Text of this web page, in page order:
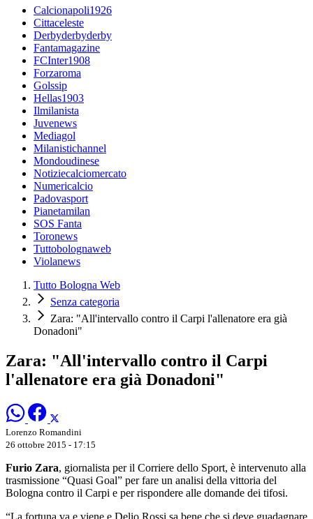
Calcionapoli1926
Cittaceleste
Derbyderbyderby
Fantamagazine
FCInter1908
Forzaroma
Golssip
Hellas1903
Ilmilanista
Juvenews
Mediagol
Milanistichannel
Mondoudinese
Notiziecalciomercato
Numericalcio
Padovasport
Pianetamilan
SOS Fanta
Toronews
Tuttobolognaweb
Violanews
Tutto Bologna Web
Senza categoria
Zara: "All'intervallo contro il Carpi l'allenatore era già
Donadoni"
Zara: "All'intervallo contro il Carpi
l'allenatore era già Donadoni"
Lorenzo Romandini
26 ottobre 2015 - 17:15
Furio Zara, giornalista per il Corriere dello Sport, è intervenuto alla
trasmissione “Quasi Goal” per fare un analisi della vittoria del
Bologna contro il Carpi e per rispondere alle domande dei tifosi.
“La fortuna va e viene e Delio Rossi sa bene che si deve guadagnare